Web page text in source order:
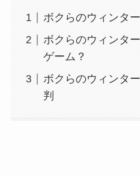
ボクらのウィンタ
ボクらのウィンタ
ゲーム？
ボクらのウィンタ
判